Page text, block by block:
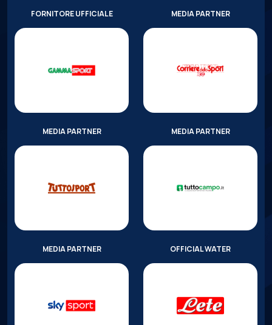
FORNITORE UFFICIALE MEDIA PARTNER
MEDIA PARTNER MEDIA PARTNER
MEDIA PARTNER OFFICIAL WATER